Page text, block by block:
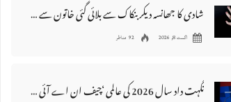
شادی کا جھانسہ دیکر بنکاک سے بلائی گئی خاتون سے مبینہ زیادتی، ملزم گرفتار
اگست 8, 2026 92 مناظر
نگہت داد سال 2026 کی عالمی ‘چیف ان اے آئی 100’ فہرست میں شامل